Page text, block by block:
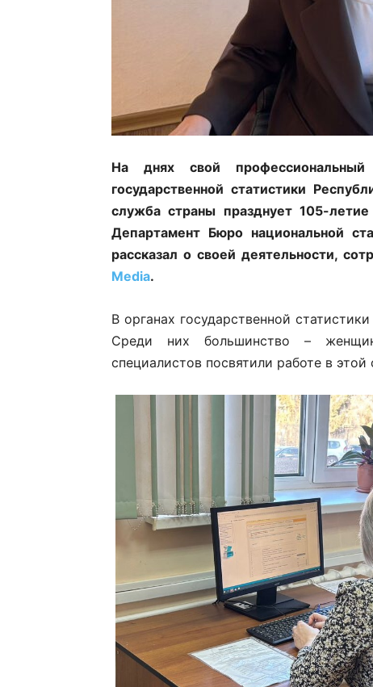
На днях свой профессиональный
государственной статистики
служба страны празднует 105-
Департамент Бюро национальной
рассказал о своей деятельности,
Media.
В органах государственной
Среди них большинство –
специалистов посвятили работе в